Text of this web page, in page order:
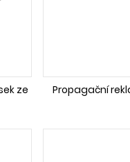
ze
Propagační